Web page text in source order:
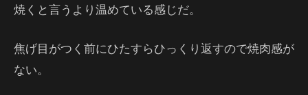
焼くと言うより温めている感じだ。
焦げ目がつく前にひたすらひっくり返すので焼肉感が
ない。